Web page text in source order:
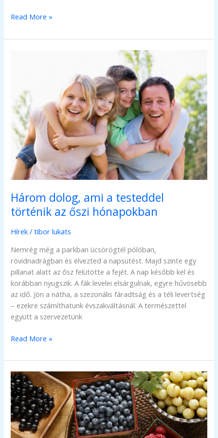
A
táplálkozás
Read More »
Három dolog, ami a testeddel
történik az őszi hónapokban
Hírek /tibor lukats
Nemrég még a parkban ücsörögtél pólóban,
rövidnadrágban és élvezted a napsütést. Majd szinte egy
pillanat alatt az ősz felütötte a fejét. A nap később kel és
korábban nyugszik. A fák levelei elsárgulnak, egyre hűvösebb
az idő. Jön a nátha, a szezonális fáradtság és a téli levertség
– ezekre számíthatunk évszakváltásnál. A természettel
együtt a szervezetünk
Három
ami
a
testeddel
történik
az
őszi
hónapokban
Read More »